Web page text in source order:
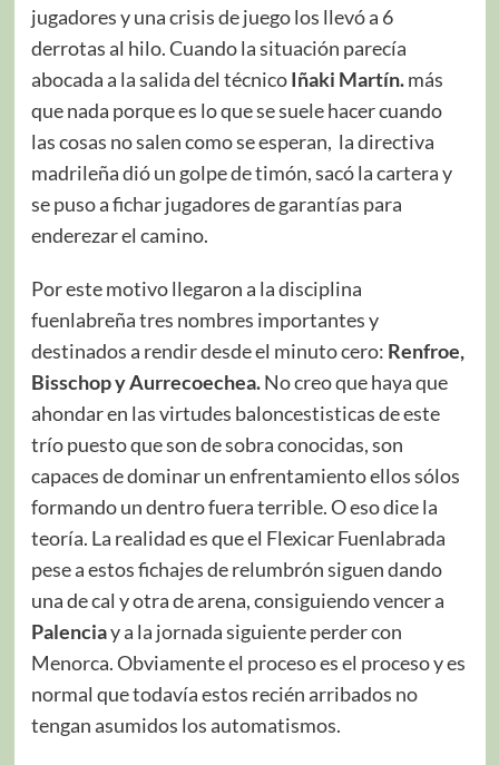
jugadores y una crisis de juego los llevó a 6
derrotas al hilo. Cuando la situación parecía
abocada a la salida del técnicoIñaki Martín.más
que nada porque es lo que se suele hacer cuando
las cosas no salen como se esperan, la directiva
madrileña dió un golpe de timón, sacó la cartera y
se puso a fichar jugadores de garantías para
enderezar el camino.
Por este motivo llegaron a la disciplina
fuenlabreña tres nombres importantes y
destinados a rendir desde el minuto cero: Renfroe,
Bisschop y Aurrecoechea.No creo que haya que
ahondar en las virtudes baloncestisticas de este
trío puesto que son de sobra conocidas, son
capaces de dominar un enfrentamiento ellos sólos
formando un dentro fuera terrible. O eso dice la
teoría. La realidad es que el Flexicar Fuenlabrada
pese a estos fichajes de relumbrón siguen dando
una de cal y otra de arena, consiguiendo vencer a
Palenciay a la jornada siguiente perder con
Menorca. Obviamente el proceso es el proceso y es
normal que todavía estos recién arribados no
tengan asumidos los automatismos.